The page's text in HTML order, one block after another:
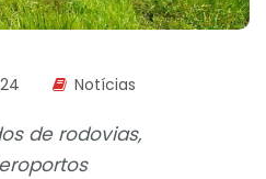
Notícias
de rodovias,